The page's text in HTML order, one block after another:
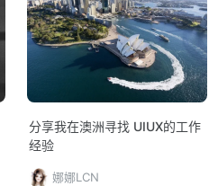
分享我在澳洲寻找 UIUX的工作
经验
娜娜LCN